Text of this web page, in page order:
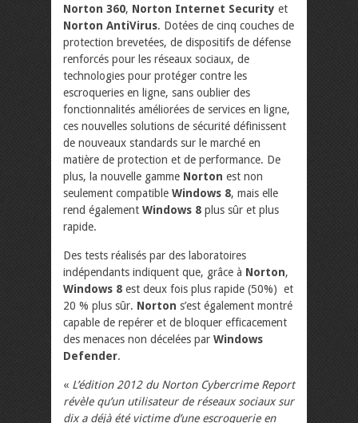
Norton 360, Norton Internet Security et
Norton AntiVirus. Dotées de cinq couches de
protection brevetées, de dispositifs de défense
renforcés pour les réseaux sociaux, de
technologies pour protéger contre les
escroqueries en ligne, sans oublier des
fonctionnalités améliorées de services en ligne,
ces nouvelles solutions de sécurité définissent
de nouveaux standards sur le marché en
matière de protection et de performance. De
plus, la nouvelle gamme Norton est non
seulement compatible Windows 8, mais elle
rend également Windows 8 plus sûr et plus
rapide.
Des tests réalisés par des laboratoires
indépendants indiquent que, grâce à Norton,
Windows 8 est deux fois plus rapide (50%) et
20 % plus sûr. Norton s’est également montré
capable de repérer et de bloquer efficacement
des menaces non décelées par Windows
Defender.
« L’édition 2012 du Norton Cybercrime Report
révèle qu’un utilisateur de réseaux sociaux sur
dix a déjà été victime d’une escroquerie en